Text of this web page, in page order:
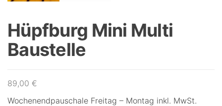
Hüpfburg Mini Multi
Baustelle
89,00 €
Wochenendpauschale Freitag – Montag inkl. MwSt.